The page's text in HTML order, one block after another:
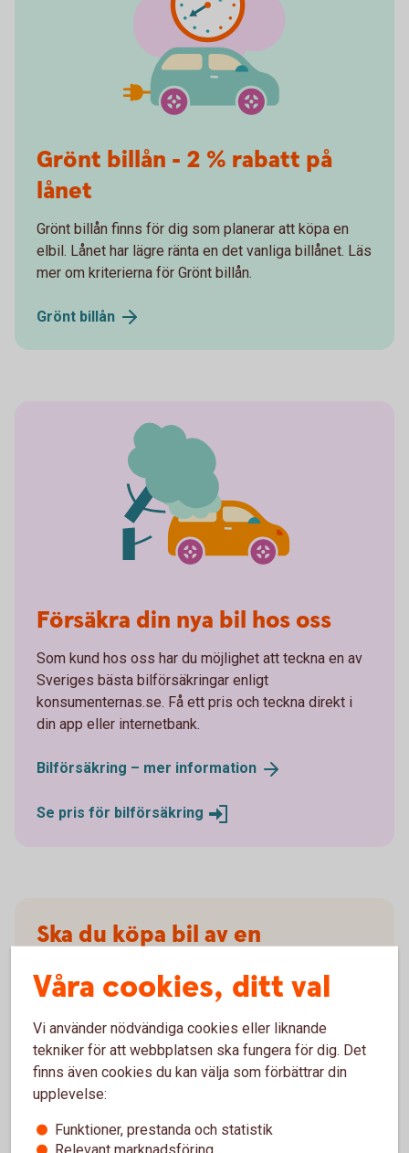
Grönt billån - 2 % rabatt på
lånet
Grönt billån finns för dig som planerar att köpa en
elbil. Lånet har lägre ränta en det vanliga billånet. Läs
mer om kriterierna för Grönt billån.
Grönt billån
Försäkra din nya bil hos oss
Som kund hos oss har du möjlighet att teckna en av
Sveriges bästa bilförsäkringar enligt
konsumenternas.se. Få ett pris och teckna direkt i
din app eller internetbank.
Bilförsäkring – mer information
Se pris för bilförsäkring
Ska du köpa bil av en
privatperson?
omfattas inte av kampanjrabatten.
Privatlån
Våra cookies, ditt val
Vi använder nödvändiga cookies eller liknande
tekniker för att webbplatsen ska fungera för dig. Det
finns även cookies du kan välja som förbättrar din
upplevelse:
Funktioner, prestanda och statistik
Relevant marknadsföring